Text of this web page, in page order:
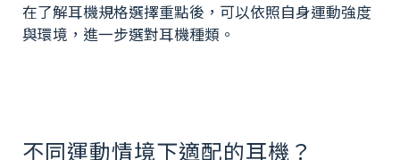
在了解耳機規格選擇重點後，可以依照自身運動強度
與環境，進一步選對耳機種類。
不同運動情境下適配的耳機？